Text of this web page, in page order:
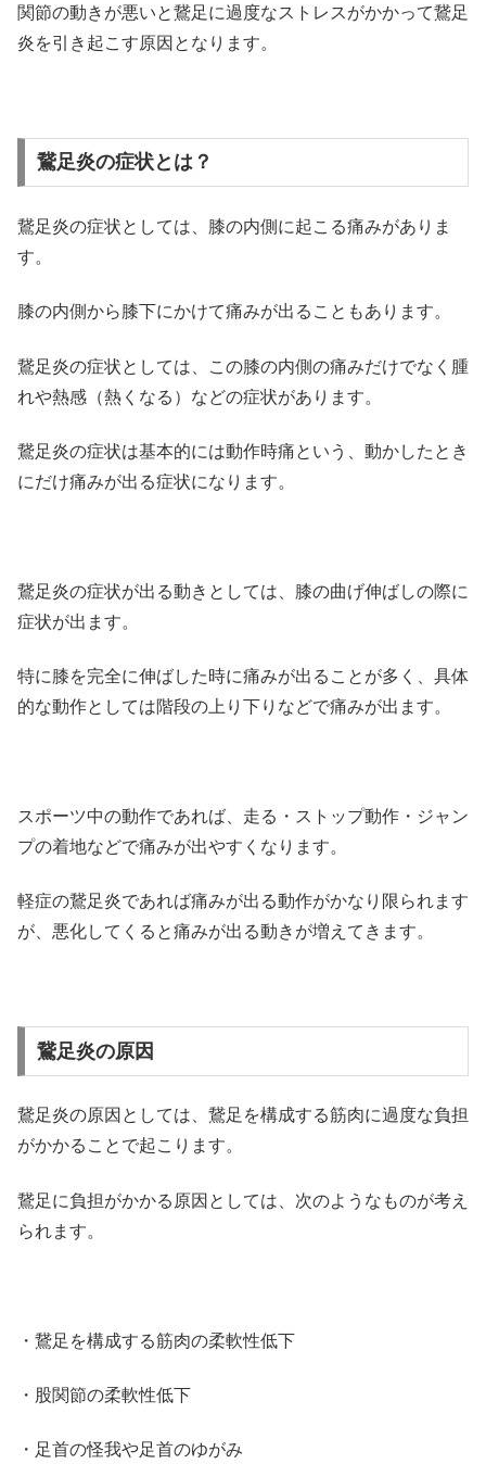
関節の動きが悪いと鵞足に過度なストレスがかかって鵞足
炎を引き起こす原因となります。
鵞足炎の症状とは？
鵞足炎の症状としては、膝の内側に起こる痛みがありま
す。
膝の内側から膝下にかけて痛みが出ることもあります。
鵞足炎の症状としては、この膝の内側の痛みだけでなく腫
れや熱感（熱くなる）などの症状があります。
鵞足炎の症状は基本的には動作時痛という、動かしたとき
にだけ痛みが出る症状になります。
鵞足炎の症状が出る動きとしては、膝の曲げ伸ばしの際に
症状が出ます。
特に膝を完全に伸ばした時に痛みが出ることが多く、具体
的な動作としては階段の上り下りなどで痛みが出ます。
スポーツ中の動作であれば、走る・ストップ動作・ジャン
プの着地などで痛みが出やすくなります。
軽症の鵞足炎であれば痛みが出る動作がかなり限られます
が、悪化してくると痛みが出る動きが増えてきます。
鵞足炎の原因
鵞足炎の原因としては、鵞足を構成する筋肉に過度な負担
がかかることで起こります。
鵞足に負担がかかる原因としては、次のようなものが考え
られます。
・鵞足を構成する筋肉の柔軟性低下
・股関節の柔軟性低下
・足首の怪我や足首のゆがみ